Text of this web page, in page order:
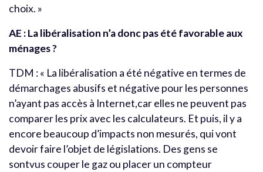
choix. »
AE : La libéralisation n’a donc pas été favorable aux
ménages ?
TDM : « La libéralisation a été négative en termes de
démarchages abusifs et négative pour les personnes
n’ayant pas accès à Internet,car elles ne peuvent pas
comparer les prix avec les calculateurs. Et puis, il y a
encore beaucoup d’impacts non mesurés, qui vont
devoir faire l’objet de législations. Des gens se
sontvus couper le gaz ou placer un compteur